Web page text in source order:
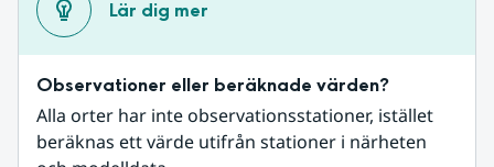
Lär dig mer
Observationer eller beräknade värden?
Alla orter har inte observationsstationer, istället
beräknas ett värde utifrån stationer i närheten